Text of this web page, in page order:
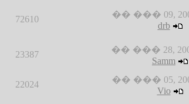
72610
�� ��� 09,
drb
23387
�� ��� 28,
Samm
22024
�� ��� 05,
Vio